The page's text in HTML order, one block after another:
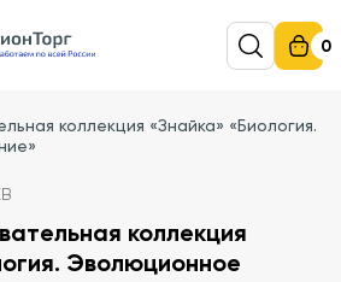
0
коллекция «Знайка» «Биология.
коллекция
Эволюционное